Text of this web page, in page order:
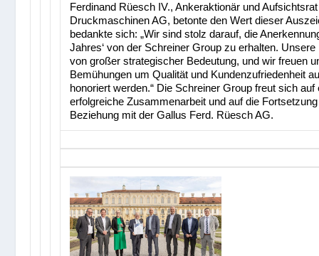
Ferdinand Rüesch IV., Ankeraktionär und
Druckmaschinen AG, betonte den Wert dieser
bedankte sich: „Wir sind stolz darauf, die
Jahres‘ von der Schreiner Group zu erhalten.
von großer strategischer Bedeutung, und wir freuen
Bemühungen um Qualität und Kundenzufriedenheit
honoriert werden.“ Die Schreiner Group freut sich auf
erfolgreiche Zusammenarbeit und auf die
Beziehung mit der Gallus Ferd. Rüesch AG.